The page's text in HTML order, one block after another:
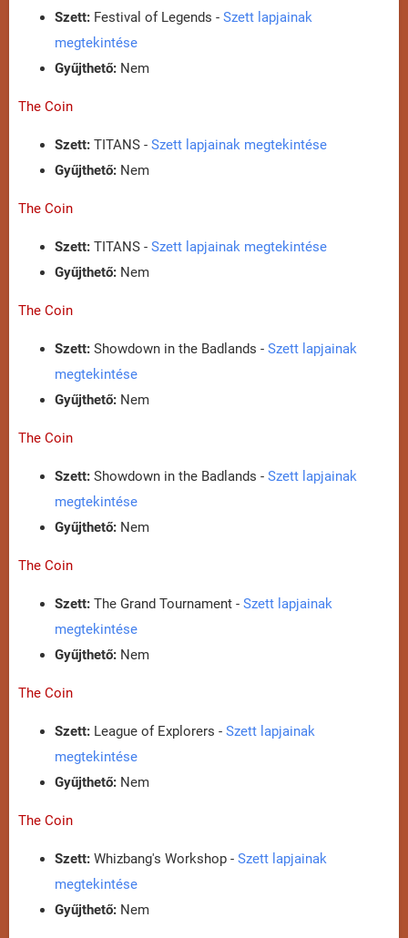
Szett: Festival of Legends - Szett lapjainak
megtekintése
Gyűjthető: Nem
The Coin
Szett: TITANS - Szett lapjainak megtekintése
Gyűjthető: Nem
The Coin
Szett: TITANS - Szett lapjainak megtekintése
Gyűjthető: Nem
The Coin
Szett: Showdown in the Badlands - Szett lapjainak
megtekintése
Gyűjthető: Nem
The Coin
Szett: Showdown in the Badlands - Szett lapjainak
megtekintése
Gyűjthető: Nem
The Coin
Szett: The Grand Tournament - Szett lapjainak
megtekintése
Gyűjthető: Nem
The Coin
Szett: League of Explorers - Szett lapjainak
megtekintése
Gyűjthető: Nem
The Coin
Szett: Whizbang's Workshop - Szett lapjainak
megtekintése
Gyűjthető: Nem